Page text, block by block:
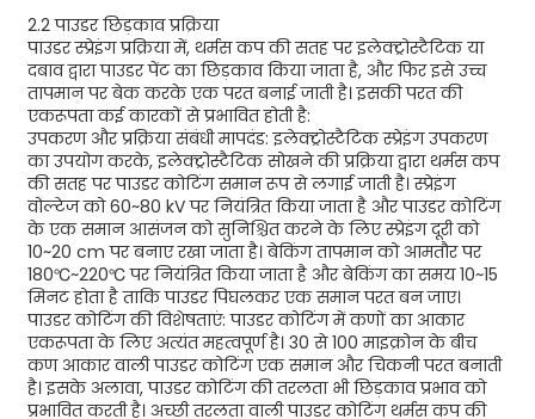
2.2 पाउडर छिड़काव प्रक्रिया
पाउडर स्प्रेइंग प्रक्रिया में, थर्मस कप की सतह पर इलेक्ट्रोस्टैटिक या
दबाव द्वारा पाउडर पेंट का छिड़काव किया जाता है, और फिर इसे उच्च
तापमान पर बेक करके एक परत बनाई जाती है। इसकी परत की
एकरूपता कई कारकों से प्रभावित होती है:
उपकरण और प्रक्रिया संबंधी मापदंड: इलेक्ट्रोस्टैटिक स्प्रेइंग उपकरण
का उपयोग करके, इलेक्ट्रोस्टैटिक सोखने की प्रक्रिया द्वारा थर्मस कप
की सतह पर पाउडर कोटिंग समान रूप से लगाई जाती है। स्प्रेइंग
वोल्टेज को 60~80 kV पर नियंत्रित किया जाता है और पाउडर कोटिंग
के एक समान आसंजन को सुनिश्चित करने के लिए स्प्रेइंग दूरी को
10~20 cm पर बनाए रखा जाता है। बेकिंग तापमान को आमतौर पर
180℃~220℃ पर नियंत्रित किया जाता है और बेकिंग का समय 10~15
मिनट होता है ताकि पाउडर पिघलकर एक समान परत बन जाए।
पाउडर कोटिंग की विशेषताएं: पाउडर कोटिंग में कणों का आकार
एकरूपता के लिए अत्यंत महत्वपूर्ण है। 30 से 100 माइक्रोन के बीच
कण आकार वाली पाउडर कोटिंग एक समान और चिकनी परत बनाती
है। इसके अलावा, पाउडर कोटिंग की तरलता भी छिड़काव प्रभाव को
प्रभावित करती है। अच्छी तरलता वाली पाउडर कोटिंग थर्मस कप की